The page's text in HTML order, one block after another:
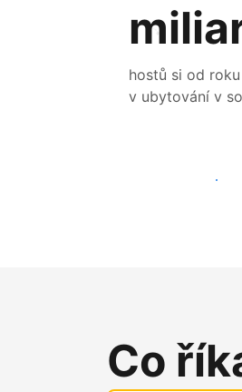
hostů si od
v ubytování v
Oslovit nové
Co